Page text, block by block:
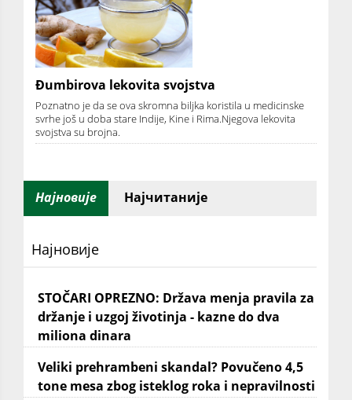
Đumbirova lekovita svojstva
Poznatno je da se ova skromna biljka koristila u medicinske
svrhe još u doba stare Indije, Kine i Rima.Njegova lekovita
svojstva su brojna.
Најновије Најчитаније
Најновије
STOČARI OPREZNO: Država menja pravila za
držanje i uzgoj životinja - kazne do dva
miliona dinara
Veliki prehrambeni skandal? Povučeno 4,5
tone mesa zbog isteklog roka i nepravilnosti